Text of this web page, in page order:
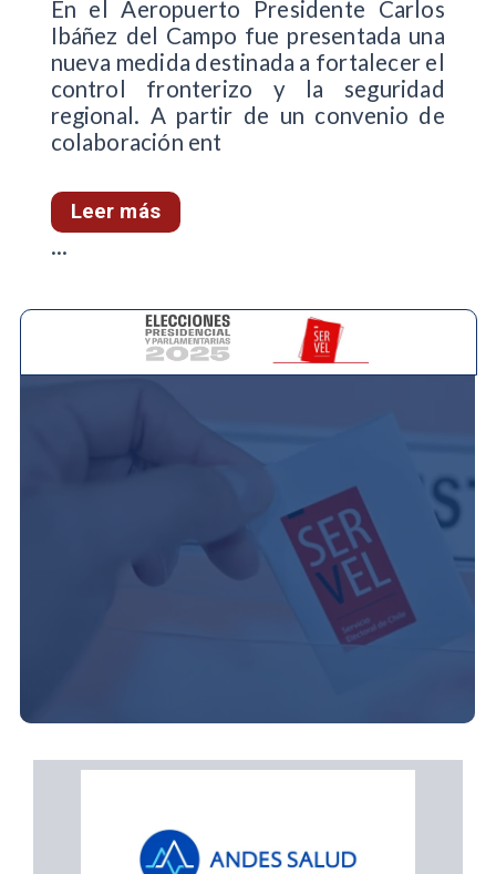
En el Aeropuerto Presidente Carlos
Ibáñez del Campo fue presentada una
nueva medida destinada a fortalecer el
control fronterizo y la seguridad
regional. A partir de un convenio de
colaboración ent
Leer más
...